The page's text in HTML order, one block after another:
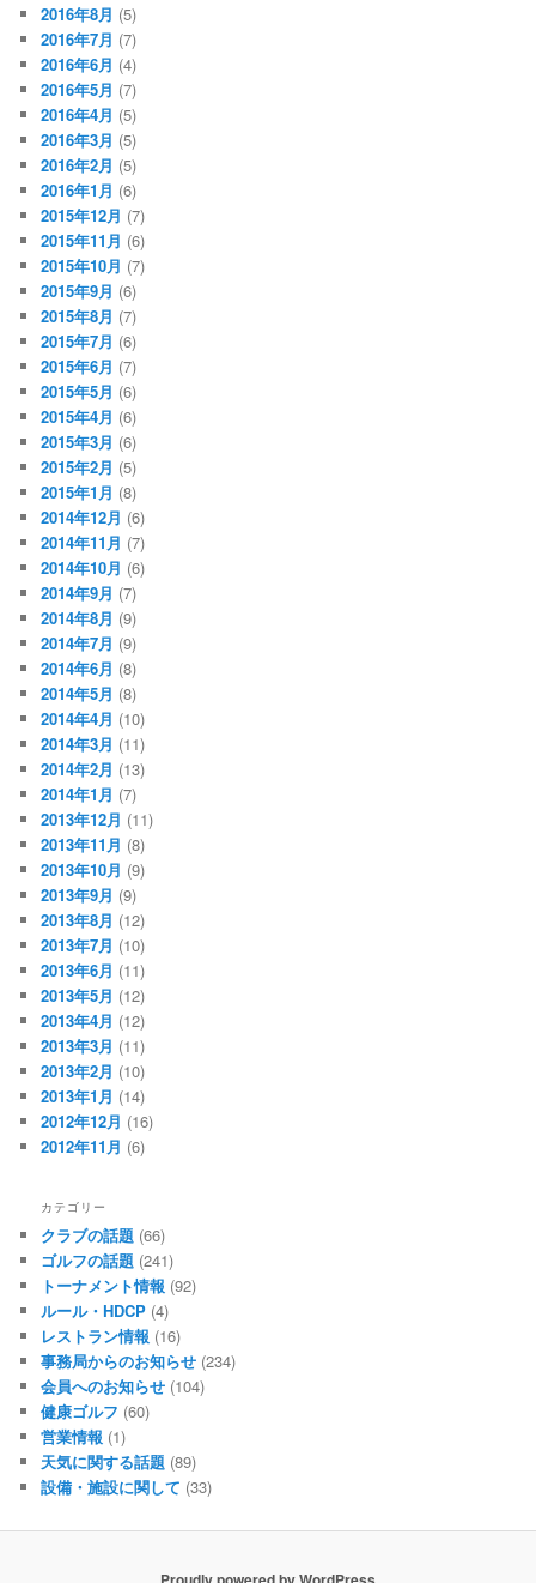
2016年8月 (5)
2016年7月 (7)
2016年6月 (4)
2016年5月 (7)
2016年4月 (5)
2016年3月 (5)
2016年2月 (5)
2016年1月 (6)
2015年12月 (7)
2015年11月 (6)
2015年10月 (7)
2015年9月 (6)
2015年8月 (7)
2015年7月 (6)
2015年6月 (7)
2015年5月 (6)
2015年4月 (6)
2015年3月 (6)
2015年2月 (5)
2015年1月 (8)
2014年12月 (6)
2014年11月 (7)
2014年10月 (6)
2014年9月 (7)
2014年8月 (9)
2014年7月 (9)
2014年6月 (8)
2014年5月 (8)
2014年4月 (10)
2014年3月 (11)
2014年2月 (13)
2014年1月 (7)
2013年12月 (11)
2013年11月 (8)
2013年10月 (9)
2013年9月 (9)
2013年8月 (12)
2013年7月 (10)
2013年6月 (11)
2013年5月 (12)
2013年4月 (12)
2013年3月 (11)
2013年2月 (10)
2013年1月 (14)
2012年12月 (16)
2012年11月 (6)
カテゴリー
クラブの話題 (66)
ゴルフの話題 (241)
トーナメント情報 (92)
ルール・HDCP (4)
レストラン情報 (16)
事務局からのお知らせ (234)
会員へのお知らせ (104)
健康ゴルフ (60)
営業情報 (1)
天気に関する話題 (89)
設備・施設に関して (33)